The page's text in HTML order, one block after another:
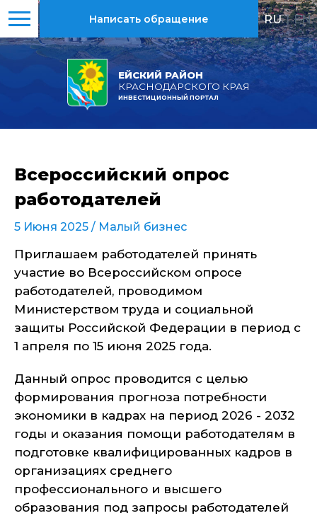
ЕЙСКИЙ РАЙОН
КРАСНОДАРСКОГО КРАЯ
ИНВЕСТИЦИОННЫЙ ПОРТАЛ
Написать обращение RU | EN
Всероссийский опрос
работодателей
5 Июня 2025 / Малый бизнес
Приглашаем работодателей принять
участие во Всероссийском опросе
работодателей, проводимом
Министерством труда и социальной
защиты Российской Федерации в период с
1 апреля по 15 июня 2025 года.
Данный опрос проводится с целью
формирования прогноза потребности
экономики в кадрах на период 2026 - 2032
годы и оказания помощи работодателям в
подготовке квалифицированных кадров в
организациях среднего
профессионального и высшего
образования под запросы работодателей